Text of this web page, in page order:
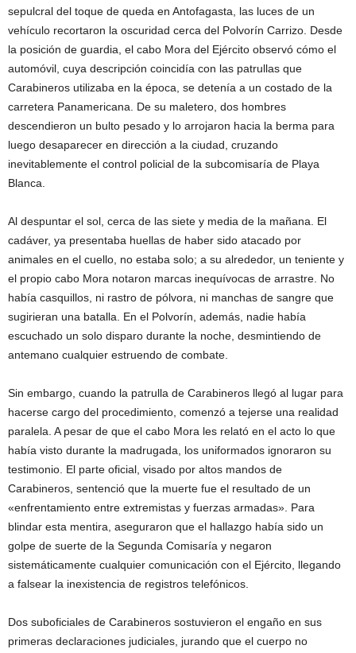
sepulcral del toque de queda en Antofagasta, las luces de un
vehículo recortaron la oscuridad cerca del Polvorín Carrizo. Desde
la posición de guardia, el cabo Mora del Ejército observó cómo el
automóvil, cuya descripción coincidía con las patrullas que
Carabineros utilizaba en la época, se detenía a un costado de la
carretera Panamericana. De su maletero, dos hombres
descendieron un bulto pesado y lo arrojaron hacia la berma para
luego desaparecer en dirección a la ciudad, cruzando
inevitablemente el control policial de la subcomisaría de Playa
Blanca.
Al despuntar el sol, cerca de las siete y media de la mañana. El
cadáver, ya presentaba huellas de haber sido atacado por
animales en el cuello, no estaba solo; a su alrededor, un teniente y
el propio cabo Mora notaron marcas inequívocas de arrastre. No
había casquillos, ni rastro de pólvora, ni manchas de sangre que
sugirieran una batalla. En el Polvorín, además, nadie había
escuchado un solo disparo durante la noche, desmintiendo de
antemano cualquier estruendo de combate.
Sin embargo, cuando la patrulla de Carabineros llegó al lugar para
hacerse cargo del procedimiento, comenzó a tejerse una realidad
paralela. A pesar de que el cabo Mora les relató en el acto lo que
había visto durante la madrugada, los uniformados ignoraron su
testimonio. El parte oficial, visado por altos mandos de
Carabineros, sentenció que la muerte fue el resultado de un
«enfrentamiento entre extremistas y fuerzas armadas». Para
blindar esta mentira, aseguraron que el hallazgo había sido un
golpe de suerte de la Segunda Comisaría y negaron
sistemáticamente cualquier comunicación con el Ejército, llegando
a falsear la inexistencia de registros telefónicos.
Dos suboficiales de Carabineros sostuvieron el engaño en sus
primeras declaraciones judiciales, jurando que el cuerpo no